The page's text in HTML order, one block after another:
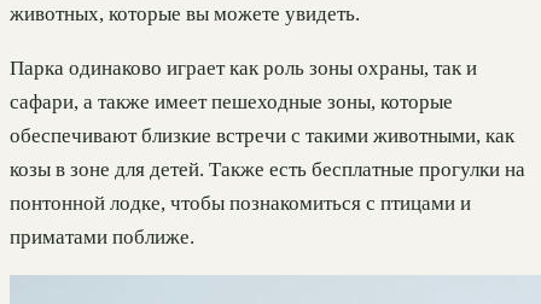
животных, которые вы можете увидеть.
Парка одинаково играет как роль зоны охраны, так и
сафари, а также имеет пешеходные зоны, которые
обеспечивают близкие встречи с такими животными, как
козы в зоне для детей. Также есть бесплатные прогулки на
понтонной лодке, чтобы познакомиться с птицами и
приматами поближе.